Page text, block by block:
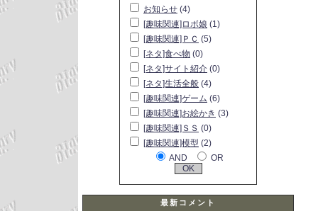
お知らせ (4)
[趣味関連]ロボ娘 (1)
[趣味関連]ＰＣ (5)
[ネタ]食べ物 (0)
[ネタ]サイト紹介 (0)
[ネタ]生活全般 (4)
[趣味関連]ゲーム (6)
[趣味関連]お絵かき (3)
[趣味関連]ＳＳ (0)
[趣味関連]模型 (2)
AND
OR
最新コメント